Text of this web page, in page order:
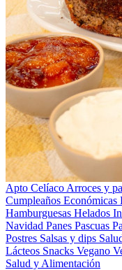
Apto Celíaco Arroces y
Cumpleaños Económicas
Hamburguesas Helados
Navidad Panes Pascuas
Postres Salsas y dips
Lácteos Snacks Vegano
Salud y Alimentación